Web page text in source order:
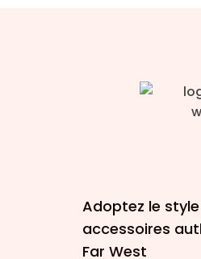
Adoptez le
accessoires
Far West